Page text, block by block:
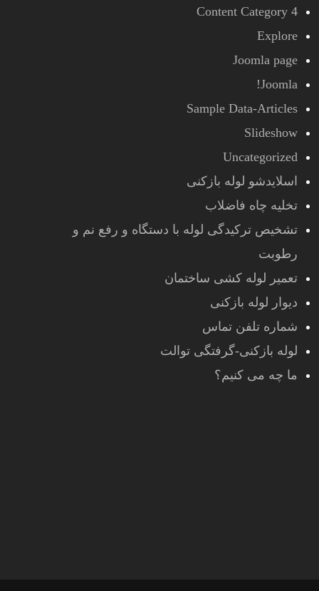
Content Category 4
Explore
Joomla page
Joomla!
Sample Data-Articles
Slideshow
Uncategorized
اسلایدشو لوله بازکنی
تخلیه چاه فاضلاب
تشخیص ترکیدگی لوله با دستگاه و رفع نم و
رطوبت
تعمیر لوله کشی ساختمان
دیوار لوله بازکنی
شماره تلفن تماس
لوله بازکنی-گرفتگی توالت
ما چه می کنیم؟